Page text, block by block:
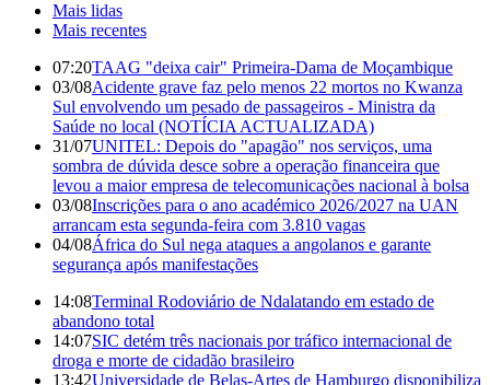
Mais lidas
Mais recentes
07:20TAAG "deixa cair" Primeira-Dama de Moçambique
03/08Acidente grave faz pelo menos 22 mortos no Kwanza
Sul envolvendo um pesado de passageiros - Ministra da
Saúde no local (NOTÍCIA ACTUALIZADA)
31/07UNITEL: Depois do "apagão" nos serviços, uma
sombra de dúvida desce sobre a operação financeira que
levou a maior empresa de telecomunicações nacional à bolsa
03/08Inscrições para o ano académico 2026/2027 na UAN
arrancam esta segunda-feira com 3.810 vagas
04/08África do Sul nega ataques a angolanos e garante
segurança após manifestações
14:08Terminal Rodoviário de Ndalatando em estado de
abandono total
14:07SIC detém três nacionais por tráfico internacional de
droga e morte de cidadão brasileiro
13:42Universidade de Belas-Artes de Hamburgo disponibiliza